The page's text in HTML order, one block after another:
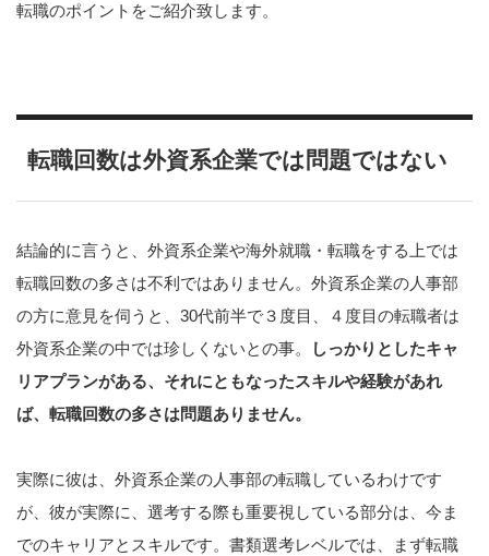
転職のポイントをご紹介致します。
転職回数は外資系企業では問題ではない
結論的に言うと、外資系企業や海外就職・転職をする上では
転職回数の多さは不利ではありません。外資系企業の人事部
の方に意見を伺うと、30代前半で３度目、４度目の転職者は
外資系企業の中では珍しくないとの事。
しっかりとしたキャ
リアプランがある、それにともなったスキルや経験があれ
ば、転職回数の多さは問題ありません。
実際に彼は、外資系企業の人事部の転職しているわけです
が、彼が実際に、選考する際も重要視している部分は、今ま
でのキャリアとスキルです。書類選考レベルでは、まず転職